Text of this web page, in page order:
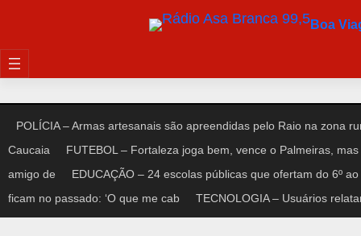
Boa
POLÍCIA – Armas artesanais são apreendidas pelo Raio na zona
Caucaia
FUTEBOL – Fortaleza joga bem, vence o Palmeiras,
amigo de
EDUCAÇÃO – 24 escolas públicas que ofertam do 6º
ficam no passado: ‘O que me cab
TECNOLOGIA – Usuários